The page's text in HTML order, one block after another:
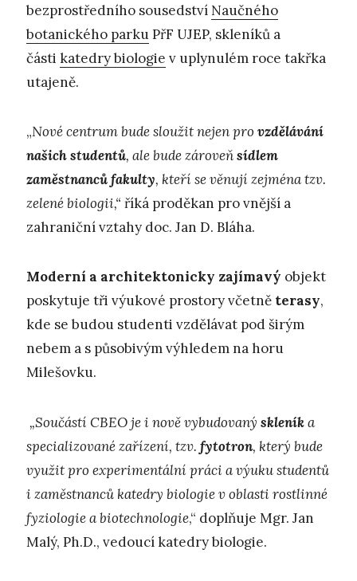
bezprostředního sousedství Naučného
botanického parkuPřF UJEP, skleníků a
části katedry biologie v uplynulém roce takřka
utajeně.
„Nové centrum bude sloužit nejen pro vzdělávání
našich studentů, ale bude zároveňsídlem
zaměstnanců fakulty, kteří se věnují zejména tzv.
zelené biologii,“ říká proděkan pro vnější a
zahraniční vztahy doc. Jan D. Bláha.
Moderní a architektonicky zajímavý objekt
poskytuje tři výukové prostory včetně terasy,
kde se budou studenti vzdělávat pod širým
nebem a s působivým výhledem na horu
Milešovku.
„Součástí CBEO je i nově vybudovaný skleníka
specializované zařízení, tzv. fytotron, který bude
využit pro experimentální práci a výuku studentů
i zaměstnanců katedry biologie v oblasti rostlinné
fyziologie a biotechnologie,“ doplňuje Mgr. Jan
Malý, Ph.D., vedoucí katedry biologie.